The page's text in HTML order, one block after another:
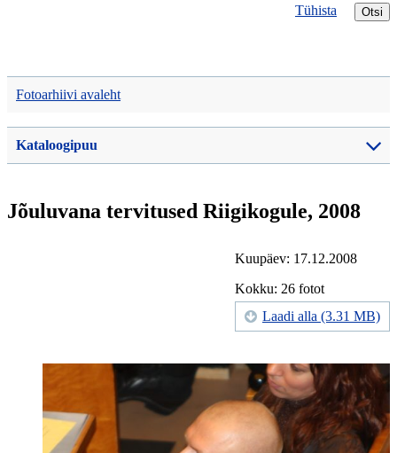
Otsi
Tühista
Fotoarhiivi avaleht
Kataloogipuu
Jõuluvana tervitused Riigikogule, 2008
Kuupäev: 17.12.2008
Kokku: 26 fotot
Laadi alla (3.31 MB)